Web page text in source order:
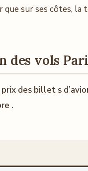
que sur ses côtes,
des vols
des billet s
.